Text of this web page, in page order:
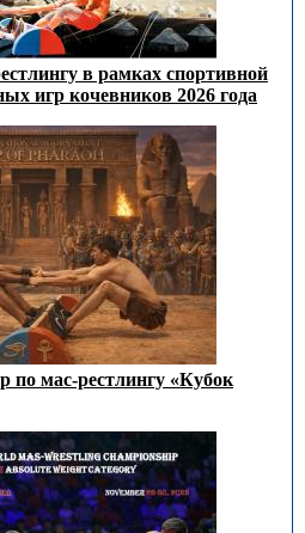
в рамках спортивной
игр кочевников 2026 года
мас-рестлингу «Кубок